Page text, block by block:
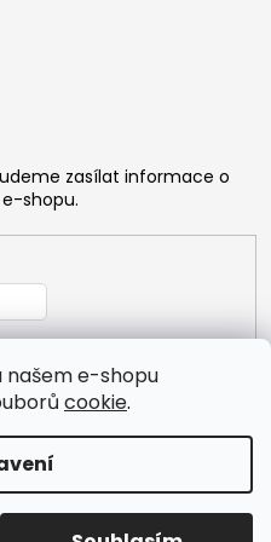
našem e-shopu
cookie.
zasílat informace o
shopu.
práva vyhrazena.